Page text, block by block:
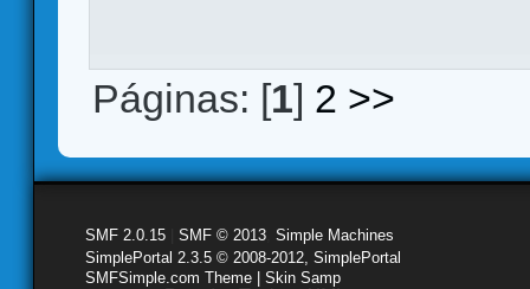
Páginas: [1] 2 >>
SMF 2.0.15 SMF © 2013 Simple Machines
SimplePortal 2.3.5 © 2008-2012, SimplePortal
SMFSimple.com Theme | Skin Samp